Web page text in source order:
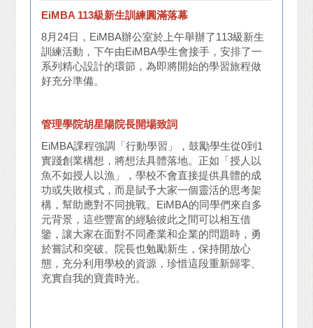
EiMBA 113級新生訓練圓滿落幕
8月24日，EiMBA辦公室於上午舉辦了113級新生
訓練活動，下午由EiMBA學生會接手，安排了一
系列精心設計的環節，為即將開始的學習旅程做
好充分準備。
管理學院胡星陽院長開場致詞
EiMBA課程強調「行動學習」，鼓勵學生從0到1
實踐創業構想，將想法具體落地。正如「授人以
魚不如授人以漁」，學校不會直接提供具體的成
功或失敗模式，而是賦予大家一個靈活的思考架
構，幫助應對不同挑戰。EiMBA的同學們來自多
元背景，這些豐富的經驗彼此之間可以相互借
鑒，讓大家在面對不同產業和企業的問題時，勇
於嘗試和突破。院長也勉勵新生，保持開放心
態，充分利用學校的資源，珍惜這段重新歸零、
充實自我的寶貴時光。